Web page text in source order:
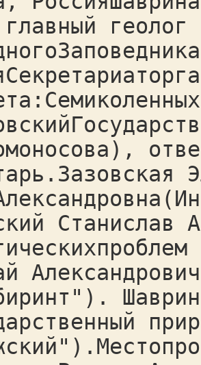
геолог
Станислав